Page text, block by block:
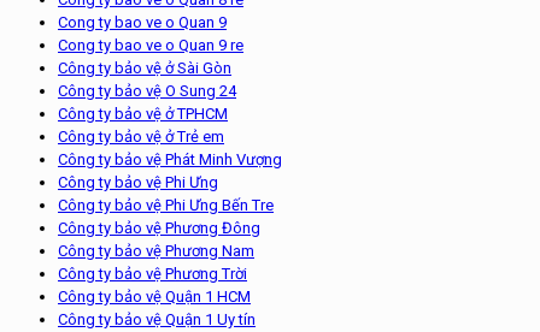
Cong ty bao ve o Quan 9
Cong ty bao ve o Quan 9 re
Công ty bảo vệ ở Sài Gòn
Công ty bảo vệ O Sung 24
Công ty bảo vệ ở TPHCM
Công ty bảo vệ ở Trẻ em
Công ty bảo vệ Phát Minh Vượng
Công ty bảo vệ Phi Ưng
Công ty bảo vệ Phi Ưng Bến Tre
Công ty bảo vệ Phương Đông
Công ty bảo vệ Phương Nam
Công ty bảo vệ Phương Trời
Công ty bảo vệ Quận 1 HCM
Công ty bảo vệ Quận 1 Uy tín